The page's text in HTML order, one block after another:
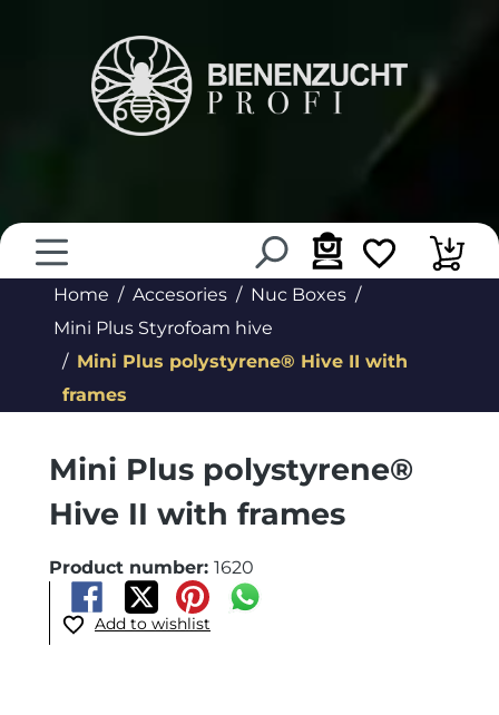
Home Accesories
Nuc Boxes
Mini Plus Styrofoam hive
Mini Plus polystyrene® Hive II with
frames
Mini Plus polystyrene®
Hive II with frames
Product number: 1620
Add to wishlist